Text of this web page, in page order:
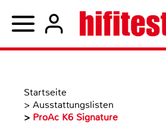
Startseite
> Ausstattungslisten
> ProAc K6 Signature